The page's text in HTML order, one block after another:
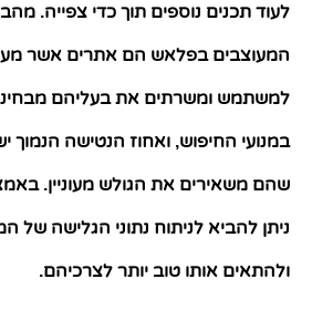
לעוד תכנים נוספים תוך כדי צפייה.
המעוצבים בפלאש הם אתרים אשר
למשתמש ומשרתים את בעליהם
במנועי החיפוש, ואחוז הנטישה הנמוך
שהם משאירים את הגולש מעוניין.
ניתן להביא לניתוח נתוני הגלישה של
ולהתאים אותו טוב יותר לצרכיהם.